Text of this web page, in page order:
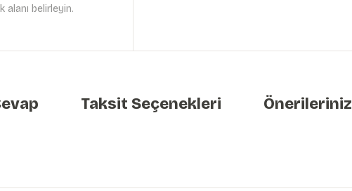
alanı belirleyin.
Taksit Seçenekleri Önerileriniz